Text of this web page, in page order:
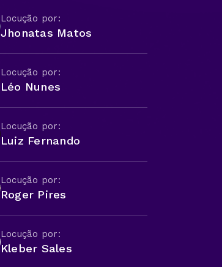
Locução por:
Jhonatas Matos
Locução por:
Léo Nunes
Locução por:
Luiz Fernando
Locução por:
Roger Pires
Locução por:
Kleber Sales